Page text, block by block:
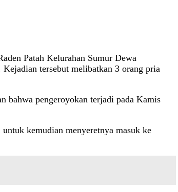
Patah Kelurahan Sumur Dewa
tersebut melibatkan 3 orang pria
bahwa pengeroyokan terjadi pada Kamis
kemudian menyeretnya masuk ke